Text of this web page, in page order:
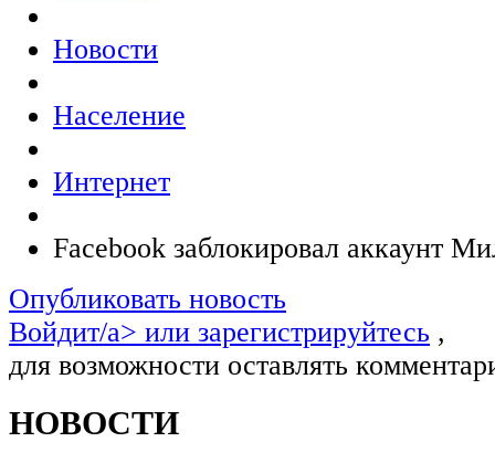
Новости
Население
Интернет
Fаcebook заблокировал аккаунт
Опубликовать новость
Войдит/a> или зарегистрируйтесь ,
для возможности оставлять
НОВОСТИ